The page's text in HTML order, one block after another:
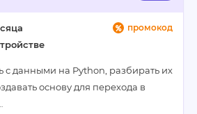
промокод
с данными на Python, разбирать их
основу для перехода в